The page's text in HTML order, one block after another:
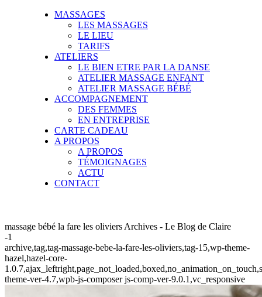
MASSAGES
LES MASSAGES
LE LIEU
TARIFS
ATELIERS
LE BIEN ETRE PAR LA DANSE
ATELIER MASSAGE ENFANT
ATELIER MASSAGE BÉBÉ
ACCOMPAGNEMENT
DES FEMMES
EN ENTREPRISE
CARTE CADEAU
A PROPOS
A PROPOS
TÉMOIGNAGES
ACTU
CONTACT
massage bébé la fare les oliviers Archives - Le Blog de Claire
-1
archive,tag,tag-massage-bebe-la-fare-les-oliviers,tag-15,wp-theme-
hazel,hazel-core-
theme-ver-4.7,wpb-js-composer js-comp-ver-9.0.1,vc_responsive